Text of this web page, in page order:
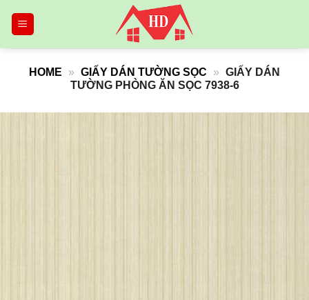
HOME » GIẤY DÁN TƯỜNG SỌC » GIẤY DÁN
TƯỜNG PHÒNG ĂN SỌC 7938-6